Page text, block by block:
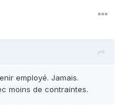
employé. Jamais.
moins de contraintes.